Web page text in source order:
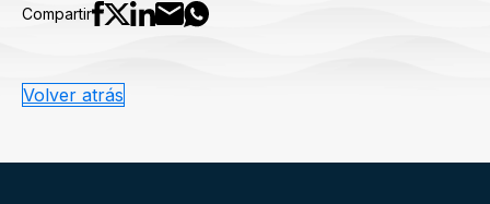
Compartir
Volver atrás